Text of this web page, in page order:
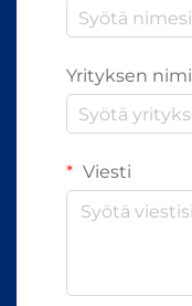
Yrityksen nimi
Viesti